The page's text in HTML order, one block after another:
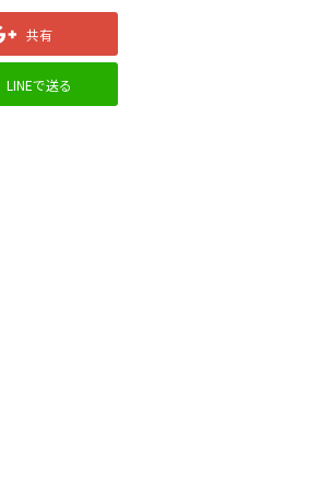
共有
LINEで送る